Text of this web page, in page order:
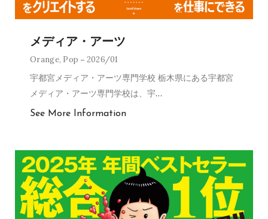
メディア・アーツ
Orange, Pop 2026/01
宇都宮メディア・アーツ専門学校 栃木県にある宇都宮
メディア・アーツ専門学校は、宇…
See More Information